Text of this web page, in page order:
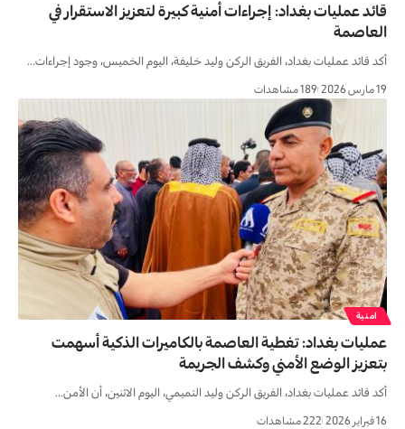
قائد عمليات بغداد: إجراءات أمنية كبيرة لتعزيز الاستقرار في
العاصمة
أكد قائد عمليات بغداد، الفريق الركن وليد خليفة، اليوم الخميس، وجود إجراءات…
19 مارس 2026 189 مشاهدات
امنية
عمليات بغداد: تغطية العاصمة بالكاميرات الذكية أسهمت
بتعزيز الوضع الأمني وكشف الجريمة
أكد قائد عمليات بغداد، الفريق الركن وليد التميمي، اليوم الاثنين، أن الأمن…
16 فبراير 2026 222 مشاهدات